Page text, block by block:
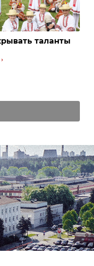
таланты